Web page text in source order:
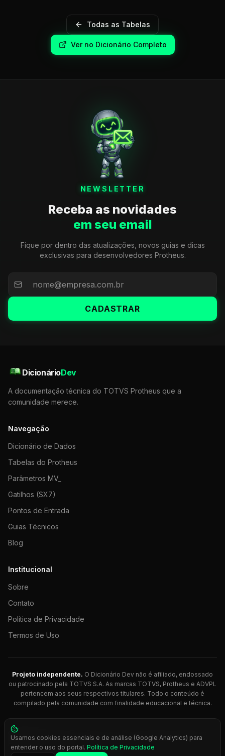
Todas as Tabelas
Ver no Dicionário Completo
NEWSLETTER
Receba as novidades
em seu email
Fique por dentro das atualizações, novos guias e dicas
exclusivas para desenvolvedores Protheus.
CADASTRAR
DicionárioDev
A documentação técnica do TOTVS Protheus que a
comunidade merece.
Navegação
Dicionário de Dados
Tabelas do Protheus
Parâmetros MV_
Gatilhos (SX7)
Pontos de Entrada
Guias Técnicos
Blog
Institucional
Sobre
Contato
Política de Privacidade
Termos de Uso
Projeto independente. O Dicionário Dev não é afiliado, endossado
ou patrocinado pela TOTVS S.A. As marcas TOTVS, Protheus e ADVPL
pertencem aos seus respectivos titulares. Todo o conteúdo é
compilado pela comunidade com finalidade educacional e técnica.
© 2026 Dicionário Dev. Feito com 💚 para desenvolvedores
Protheus.
Press Ctrl+K
Usamos cookies essenciais e de análise (Google Analytics) para
entender o uso do portal. Política de Privacidade